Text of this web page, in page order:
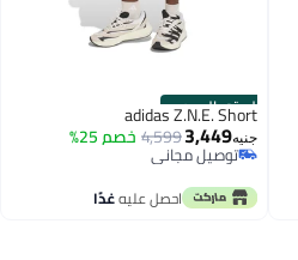
الستور الرسمي
adidas Z.N.E. Short
جنيه3,449
4,599خصم 25%
توصيل مجاني
توصيل مجاني
احصل عليهغدًا